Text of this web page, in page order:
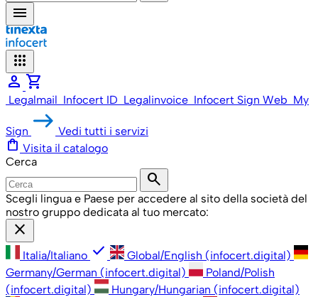
menu
apps
person shopping_cart
Legalmail Infocert ID Legalinvoice Infocert Sign Web My
Sign Vedi tutti i servizi
shopping_bag Visita il catalogo
Cerca
search
Scegli lingua e Paese per accedere al sito della società del
nostro gruppo dedicata al tuo mercato:
close
Italia/Italiano check
Global/English (infocert.digital)
Germany/German (infocert.digital)
Poland/Polish
(infocert.digital)
Hungary/Hungarian (infocert.digital)